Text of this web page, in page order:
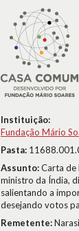
Instituição:
Fundação Mário
Pasta:
Assunto:Carta de
ministro da Índia,
salientando a
desejando votos
Remetente: